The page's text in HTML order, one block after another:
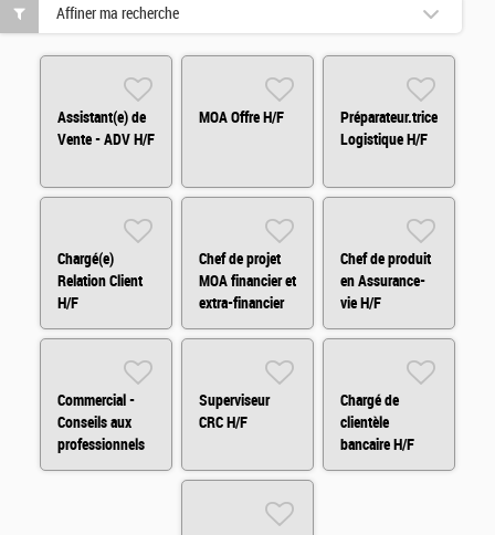
Assistant(e) de
Vente - ADV H/F
MOA Offre H/F
Préparateur.trice
Logistique H/F
Chargé(e)
Relation Client
H/F
Chef de projet
MOA financier et
extra-financier
Chef de produit
en Assurance-
vie H/F
Commercial -
Conseils aux
professionnels
et
Superviseur
CRC H/F
Chargé de
clientèle
bancaire H/F
Affiner ma recherche